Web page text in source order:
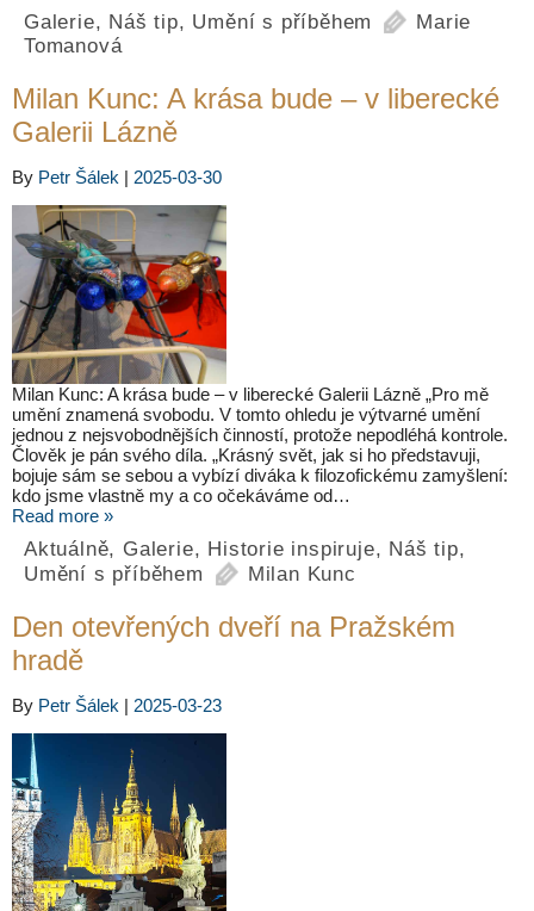
Galerie, Náš tip, Umění s příběhem
Marie
Tomanová
Milan Kunc: A krása bude – v liberecké
Galerii Lázně
By Petr Šálek | 2025-03-30
Milan Kunc: A krása bude – v liberecké Galerii Lázně „Pro mě
umění znamená svobodu. V tomto ohledu je výtvarné umění
jednou z nejsvobodnějších činností, protože nepodléhá kontrole.
Člověk je pán svého díla. „Krásný svět, jak si ho představuji,
bojuje sám se sebou a vybízí diváka k filozofickému zamyšlení:
kdo jsme vlastně my a co očekáváme od…
Read more »
Aktuálně, Galerie, Historie inspiruje, Náš tip,
Umění s příběhem
Milan Kunc
Den otevřených dveří na Pražském
hradě
By Petr Šálek | 2025-03-23